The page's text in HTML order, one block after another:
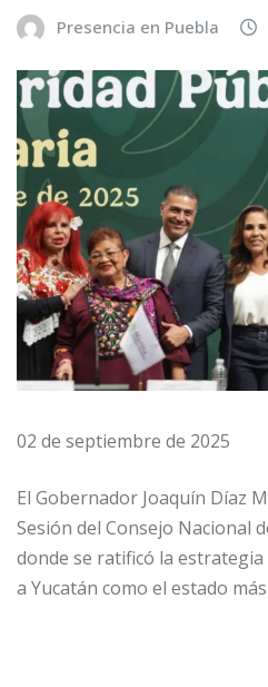
Presencia en Puebla
02 de septiembre de 2025
El Gobernador Joaquín Díaz
Sesión del Consejo Nacional
donde se ratificó la
a Yucatán como el estado